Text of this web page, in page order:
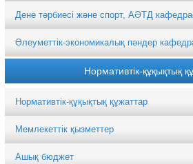
Дене тәрбиесі және спорт, АӘТД
Әлеуметтік-экономикалық пәндер
Нормативтік-құқықтық
Нормативтік-құқықтық құжаттар
Мемлекеттік қызметтер
Ашық бюджет